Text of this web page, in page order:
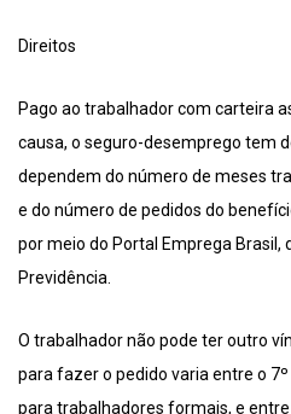
Direitos
Pago ao trabalhador com carteira
causa, o seguro-desemprego tem
dependem do número de meses
e do número de pedidos do
por meio do Portal Emprega Brasil,
Previdência.
O trabalhador não pode ter outro
para fazer o pedido varia entre o
para trabalhadores formais, e entre